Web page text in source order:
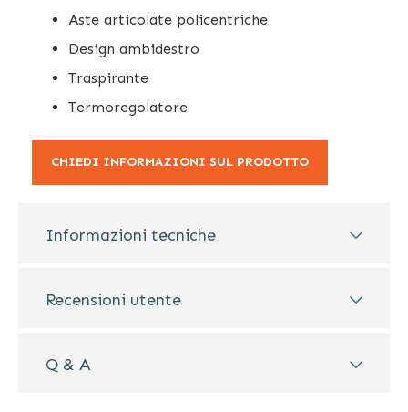
Aste articolate policentriche
Design ambidestro
Traspirante
Termoregolatore
CHIEDI INFORMAZIONI SUL PRODOTTO
Informazioni tecniche
Recensioni utente
Q & A